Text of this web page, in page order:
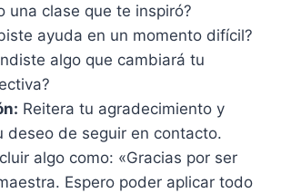
una clase que te inspiró?
ayuda en un momento difícil?
algo que cambiará tu
Reitera tu agradecimiento y
deseo de seguir en contacto.
algo como: «Gracias por ser
Espero poder aplicar todo